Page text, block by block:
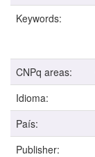
Keywords:
CNPq areas:
Idioma:
País:
Publisher: